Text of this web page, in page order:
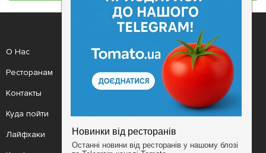
О Нас
Ресторанам
Контакты
Куда пойти
Лайфхаки
Рецепт дня
Новости
Анонсы
Мобильное приложение